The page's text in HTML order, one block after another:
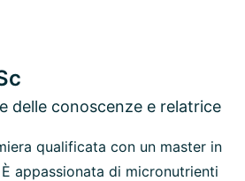
delle conoscenze e relatrice
qualificata con un master in
appassionata di micronutrienti